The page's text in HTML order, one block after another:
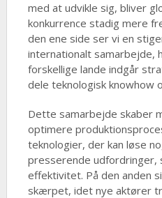
med at udvikle sig, bliver
konkurrence stadig mere
den ene side ser vi en
internationalt samarbejde,
forskellige lande indgår
dele teknologisk knowhow
Dette samarbejde skaber
optimere
teknologier, der kan løse
presserende
effektivitet. På den anden
skærpet, idet nye aktører